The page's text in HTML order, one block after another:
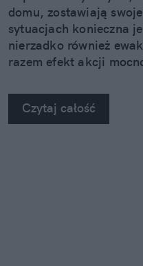
domu, zostawiają
sytuacjach konieczna
nierzadko również
razem efekt akcji
Czytaj całość